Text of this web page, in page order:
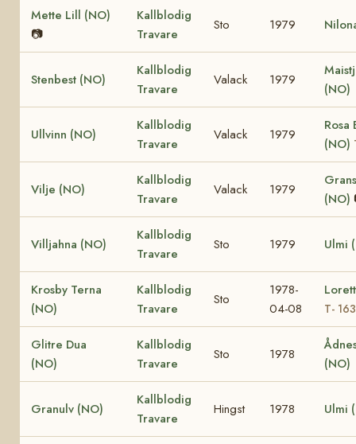
Mette Lill (NO)
📷
Kallblodig
Travare
Sto 1979
Stenbest (NO)
Kallblodig
Travare
Valack 1979
(NO)
Ullvinn (NO)
Kallblodig
Travare
Valack 1979
Rosa
(NO)
Vilje (NO)
Kallblodig
Travare
Valack 1979
(NO)
Villjahna (NO)
Kallblodig
Travare
Sto 1979 Ulmi
Krosby Terna
(NO)
Kallblodig
Travare
Sto
1978-
04-08
T-
Glitre Dua
(NO)
Kallblodig
Travare
Sto 1978
(NO)
Granulv (NO)
Kallblodig
Travare
Hingst 1978 Ulmi